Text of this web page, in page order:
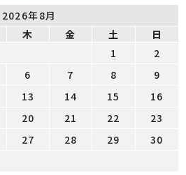
2026年8月
木 金 土 日
1
2
6 7 8
9
13 14 15
16
20 21 22
23
27 28 29
30